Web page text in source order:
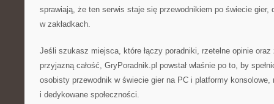
sprawiają, że ten serwis staje się przewodnikiem po świecie gier,
w zakładkach.
Jeśli szukasz miejsca, które łączy poradniki, rzetelne opinie oraz
przyjazną całość, GryPoradnik.pl powstał właśnie po to, by
osobisty przewodnik w świecie gier na PC i platformy konsolowe,
i dedykowane społeczności.